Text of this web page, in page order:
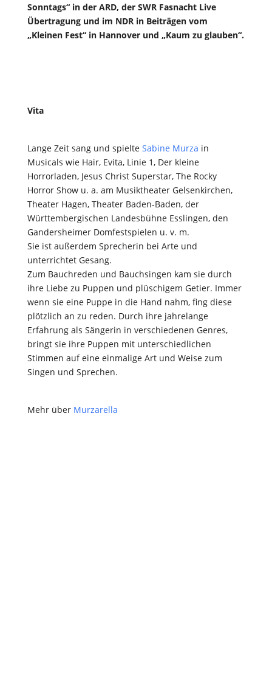
Sonntags“ in der ARD, der SWR Fasnacht Live
Übertragung und im NDR in Beiträgen vom
„Kleinen Fest“ in Hannover und „Kaum zu glauben“.
Vita
Lange Zeit sang und spielte Sabine Murza in
Musicals wie Hair, Evita, Linie 1, Der kleine
Horrorladen, Jesus Christ Superstar, The Rocky
Horror Show u. a. am Musiktheater Gelsenkirchen,
Theater Hagen, Theater Baden-Baden, der
Württembergischen Landesbühne Esslingen, den
Gandersheimer Domfestspielen u. v. m.
Sie ist außerdem Sprecherin bei Arte und
unterrichtet Gesang.
Zum Bauchreden und Bauchsingen kam sie durch
ihre Liebe zu Puppen und plüschigem Getier. Immer
wenn sie eine Puppe in die Hand nahm, fing diese
plötzlich an zu reden. Durch ihre jahrelange
Erfahrung als Sängerin in verschiedenen Genres,
bringt sie ihre Puppen mit unterschiedlichen
Stimmen auf eine einmalige Art und Weise zum
Singen und Sprechen.
Mehr über Murzarella